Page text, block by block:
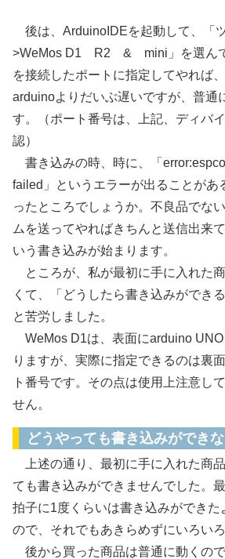
後は、ArduinoIDEを起動して、「
>WeMos D1 R2 & mini」を選んで
を接続したポートに指定してやれば
arduinoよりだいぶ遅いですが、普通
す。（ポート番号は、上記、ディバ
認）
書き込みの時、時に、「
failed」というエラーが出ることがあ
ったところでしょうか。不良品でな
ムを送ってやればきちんと送信出来
いう書き込みが始まります。
ところが、私が最初に手に入れた
くて、「どうしたら書き込みができ
と苦労しました。
WeMos D1は、表面にarduino
りますが、実際に指定できるのは裏
ト番号です。その点は使用上注意し
せん。
どうやっても書き込みができ
上述の通り、最初に手に入れた商
ても書き込みができませんでした。
拍子に1度くらいは書き込みができた
ので、それでもあきらめずにいろい
後から買った商品は普通に動くの